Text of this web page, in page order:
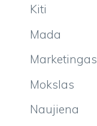
Kiti
Mada
Marketingas
Mokslas
Naujiena